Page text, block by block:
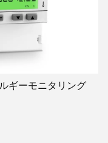
ギーモニタリング